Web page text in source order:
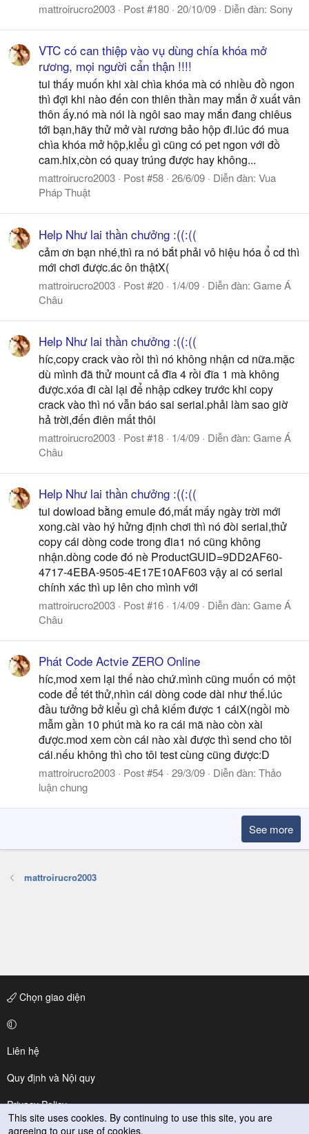
mattroirucro2003 Post #180 20/10/09 Diễn đàn: Sony
VTC có can thiệp vào vụ dùng chía khóa mở
rương, mọi người cẩn thận !!!!
tui thấy muốn khi xài chìa khóa mà có nhiều đồ ngon
thì đợi khi nào đến con thiên thần may mắn ở xuất vân
thôn ấy.nó mà nói là ngôi sao may mắn đang chiêus
tới bạn,hãy thử mở vài rương bảo hộp đi.lúc đó mua
chìa khóa mở hộp,kiểu gì cũng có pet ngon với đồ
cam.hix,còn có quay trúng được hay không...
mattroirucro2003 Post #58 26/6/09 Diễn đàn: Vua
Pháp Thuật
Help Như lai thần chưởng :((:((
cảm ơn bạn nhé,thì ra nó bắt phải vô hiệu hóa ổ cd thì
mới chơi được.ác ôn thậtX(
mattroirucro2003 Post #20 1/4/09 Diễn đàn: Game Á
Châu
Help Như lai thần chưởng :((:((
híc,copy crack vào rồi thì nó không nhận cd nữa.mặc
dù mình đã thử mount cả đĩa 4 rồi đĩa 1 mà không
được.xóa đi cài lại để nhập cdkey trước khi copy
crack vào thì nó vẫn báo sai serial.phải làm sao giờ
hả trời,đến điên mất thôi
mattroirucro2003 Post #18 1/4/09 Diễn đàn: Game Á
Châu
Help Như lai thần chưởng :((:((
tui dowload bằng emule đó,mất mấy ngày trời mới
xong.cài vào hý hửng định chơi thì nó đòi serial,thử
copy cái dòng code trong đia1 nó cũng không
nhận.dòng code đó nè ProductGUID=9DD2AF60-
4717-4EBA-9505-4E17E10AF603 vậy ai có serial
chính xác thì up lên cho mình với
mattroirucro2003 Post #16 1/4/09 Diễn đàn: Game Á
Châu
Phát Code Actvie ZERO Online
híc,mod xem lại thế nào chứ.mình cũng muốn có một
code để tét thử,nhìn cái dòng code dài như thế.lúc
đầu tưởng bở kiểu gì chả kiếm được 1 cáiX(ngồi mò
mẫm gần 10 phút mà ko ra cái mã nào còn xài
được.mod xem còn cái nào xài được thì send cho tôi
cái.nếu không thì cho tôi test cùng cũng được:D
mattroirucro2003 Post #54 29/3/09 Diễn đàn: Thảo
luận chung
See more
mattroirucro2003
Chọn giao diện
Liên hệ
Quy định và Nội quy
Privacy Policy
Trợ giúp
This site uses cookies. By continuing to use this site, you are
agreeing to our use of cookies.